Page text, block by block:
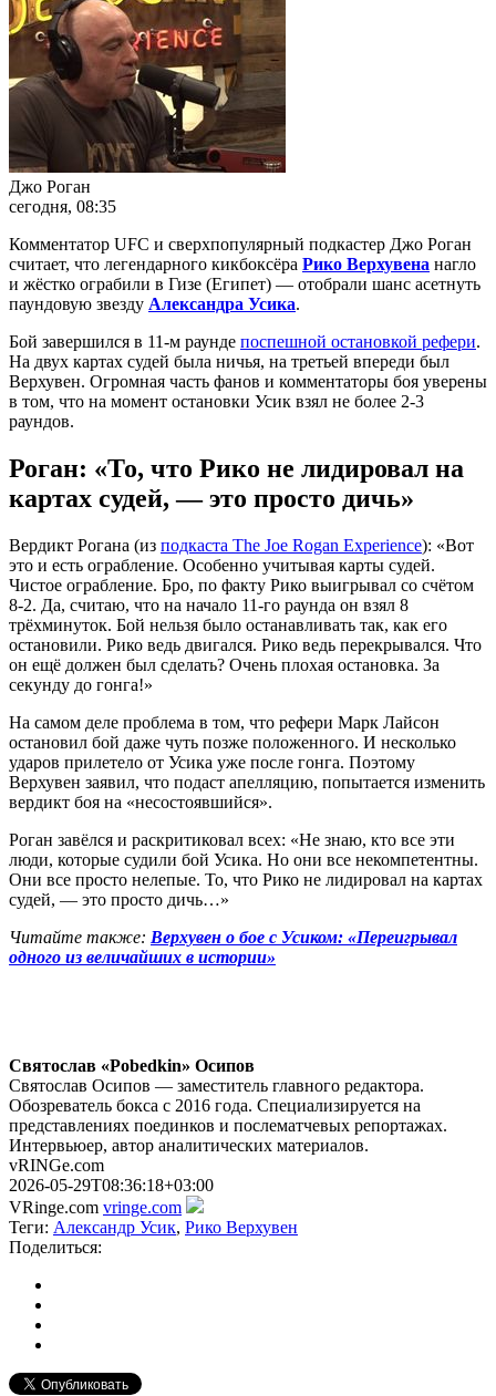
Джо Роган
сегодня, 08:35
Комментатор UFC и сверхпопулярный подкастер Джо Роган
считает, что легендарного кикбоксёра Рико Верхувена нагло
и жёстко ограбили в Гизе (Египет) — отобрали шанс асетнуть
паундовую звезду Александра Усика.
Бой завершился в 11-м раунде поспешной остановкой рефери.
На двух картах судей была ничья, на третьей впереди был
Верхувен. Огромная часть фанов и комментаторы боя уверены
в том, что на момент остановки Усик взял не более 2-3
раундов.
Роган: «То, что Рико не лидировал на
картах судей, — это просто дичь»
Вердикт Рогана (из подкаста The Joe Rogan Experience): «Вот
это и есть ограбление. Особенно учитывая карты судей.
Чистое ограбление. Бро, по факту Рико выигрывал со счётом
8-2. Да, считаю, что на начало 11-го раунда он взял 8
трёхминуток. Бой нельзя было останавливать так, как его
остановили. Рико ведь двигался. Рико ведь перекрывался. Что
он ещё должен был сделать? Очень плохая остановка. За
секунду до гонга!»
На самом деле проблема в том, что рефери Марк Лайсон
остановил бой даже чуть позже положенного. И несколько
ударов прилетело от Усика уже после гонга. Поэтому
Верхувен заявил, что подаст апелляцию, попытается изменить
вердикт боя на «несостоявшийся».
Роган завёлся и раскритиковал всех: «Не знаю, кто все эти
люди, которые судили бой Усика. Но они все некомпетентны.
Они все просто нелепые. То, что Рико не лидировал на картах
судей, — это просто дичь…»
Читайте также: Верхувен о бое с Усиком: «Переигрывал
одного из величайших в истории»
Святослав «Pobedkin» Осипов
Святослав Осипов — заместитель главного редактора.
Обозреватель бокса с 2016 года. Специализируется на
представлениях поединков и послематчевых репортажах.
Интервьюер, автор аналитических материалов.
vRINGe.com
2026-05-29T08:36:18+03:00
VRinge.com vringe.com
Теги: Александр Усик, Рико Верхувен
Поделиться: